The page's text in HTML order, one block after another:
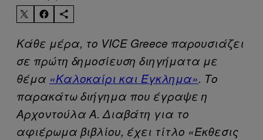
Κάθε μέρα, το VICE Greece παρουσιάζει
σε πρώτη δημοσίευση διηγήματα με
θέμα «Καλοκαίρι και Έγκλημα». Το
παρακάτω διήγημα που έγραψε η
Αρχοντούλα Α. Διαβάτη για το
αφιέρωμα βιβλίου, έχει τίτλο «Έκθεσις